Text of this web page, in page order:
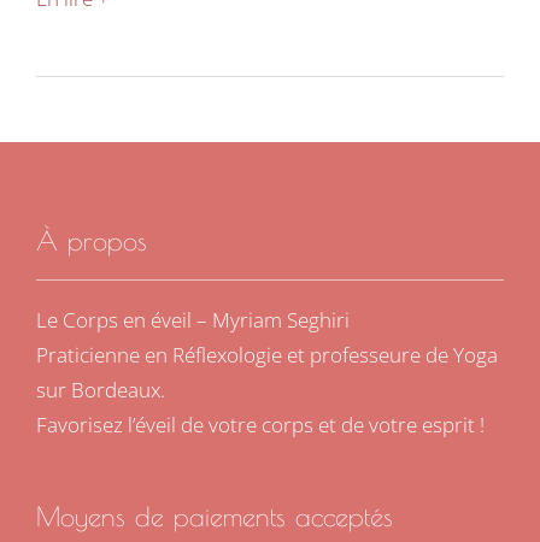
À propos
Le Corps en éveil – Myriam Seghiri
Praticienne en Réflexologie et professeure de Yoga
sur Bordeaux.
Favorisez l’éveil de votre corps et de votre esprit !
Moyens de paiements acceptés